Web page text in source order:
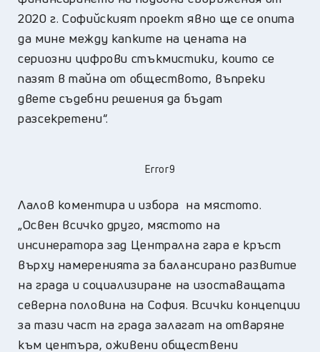
2020 г. Софийският проект явно ще се опита
да мине между капките на цената на
сериозни цифрови стъкмистики, които се
пазят в тайна от обществото, въпреки
двете съдебни решения да бъдат
разсекретени“.
Error9
Лалов коментира и избора на мястото.
„Освен всичко друго, мястото на
инсинератора зад Централна гара е кръст
върху намеренията за балансирано развитие
на града и социализиране на изоставащата
северна половина на София. Всички концепции
за тази част на града залагат на отваряне
към центъра, оживени обществени